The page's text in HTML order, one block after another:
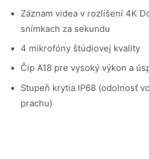
Záznam videa v rozlíšení 4K
snímkach za sekundu
4 mikrofóny štúdiovej kvality
Čip A18 pre vysoký výkon a
Stupeň krytia IP68 (odolnosť
prachu)